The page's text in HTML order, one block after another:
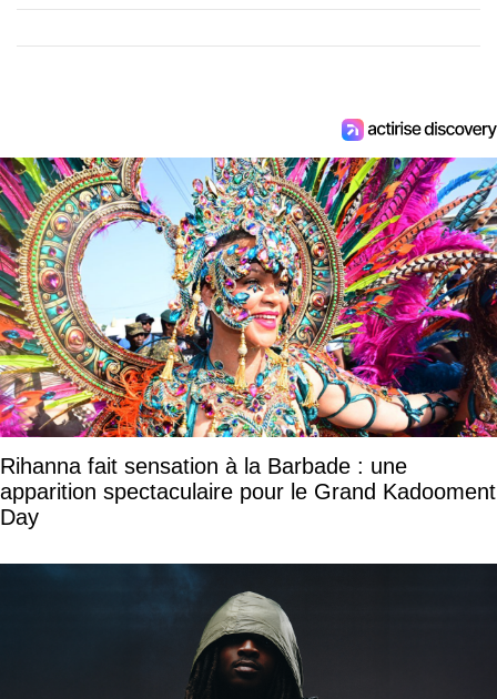
Rihanna fait sensation à la Barbade : une
apparition spectaculaire pour le Grand Kadooment
Day